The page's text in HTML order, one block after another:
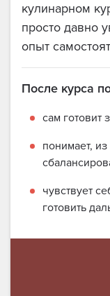
кулинарном
просто давно
опыт
После курса
сам готовит
понимает,
чувствует
готовить